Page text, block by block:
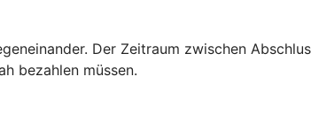
Der Zeitraum zwischen
bezahlen müssen.